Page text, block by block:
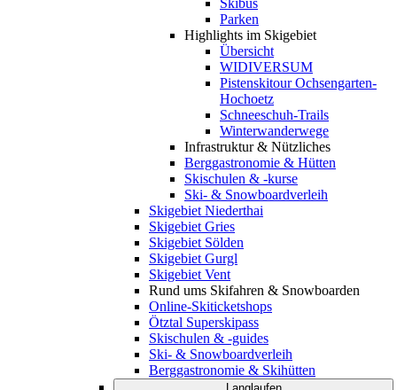
Skibus
Parken
Highlights im Skigebiet
Übersicht
WIDIVERSUM
Pistenskitour Ochsengarten-
Hochoetz
Schneeschuh-Trails
Winterwanderwege
Infrastruktur & Nützliches
Berggastronomie & Hütten
Skischulen & -kurse
Ski- & Snowboardverleih
Skigebiet Niederthai
Skigebiet Gries
Skigebiet Sölden
Skigebiet Gurgl
Skigebiet Vent
Rund ums Skifahren & Snowboarden
Online-Skiticketshops
Ötztal Superskipass
Skischulen & -guides
Ski- & Snowboardverleih
Berggastronomie & Skihütten